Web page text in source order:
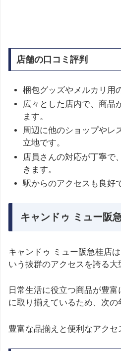
店舗の口コミ評判
梱包グッズやメルカリ用
広々とした店内で、商品
ます。
周辺に他のショップやレ
立地です。
店員さんの対応が丁寧で
きます。
駅からのアクセスも良好
キャンドゥ ミュー阪
キャンドゥ ミュー阪急桂店
いう抜群のアクセスを誇る大
日常生活に役立つ商品が豊
に取り揃えているため、次の
豊富な品揃えと便利なアクセ